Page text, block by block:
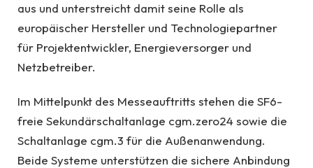
aus und unterstreicht damit seine Rolle als
europäischer Hersteller und Technologiepartner
für Projektentwickler, Energieversorger und
Netzbetreiber.
Im Mittelpunkt des Messeauftritts stehen die SF6-
freie Sekundärschaltanlage cgm.zero24 sowie die
Schaltanlage cgm.3 für die Außenanwendung.
Beide Systeme unterstützen die sichere Anbindung